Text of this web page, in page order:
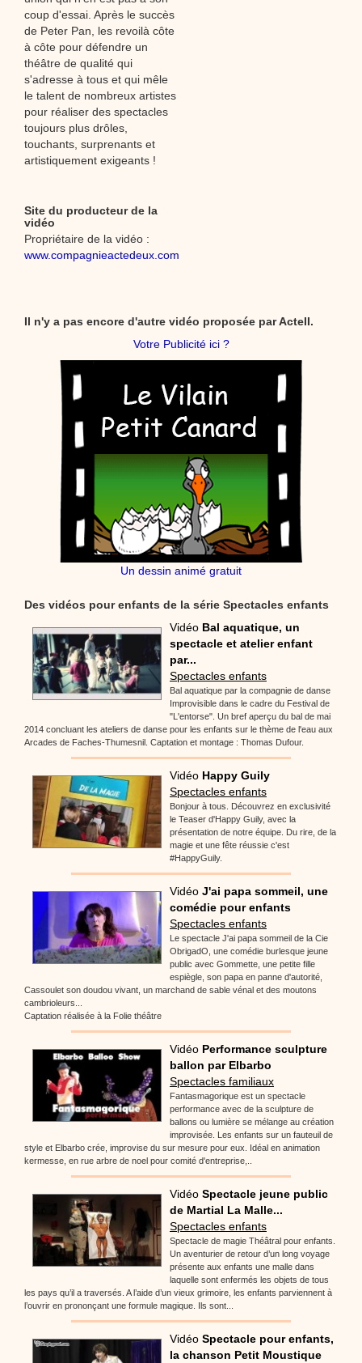
coup d'essai. Après le succès
de Peter Pan, les revoilà côte
à côte pour défendre un
théâtre de qualité qui
s'adresse à tous et qui mêle
le talent de nombreux artistes
pour réaliser des spectacles
toujours plus drôles,
touchants, surprenants et
artistiquement exigeants !
Site du producteur de la
vidéo
Propriétaire de la vidéo :
www.compagnieactedeux.com
Il n'y a pas encore d'autre vidéo proposée par ActeII.
Votre Publicité ici ?
Un dessin animé gratuit
Des vidéos pour enfants de la série Spectacles enfants
Vidéo Bal aquatique, un
spectacle et atelier enfant
par...
Spectacles enfants
Bal aquatique par la compagnie de danse
Improvisible dans le cadre du Festival de
"L'entorse". Un bref aperçu du bal de mai
2014 concluant les ateliers de danse pour les enfants sur le thème de l'eau aux
Arcades de Faches-Thumesnil. Captation et montage : Thomas Dufour.
Vidéo Happy Guily
Spectacles enfants
Bonjour à tous. Découvrez en exclusivité
le Teaser d'Happy Guily, avec la
présentation de notre équipe. Du rire, de la
magie et une fête réussie c'est
#HappyGuily.
Vidéo J'ai papa sommeil, une
comédie pour enfants
Spectacles enfants
Le spectacle J'ai papa sommeil de la Cie
ObrigadO, une comédie burlesque jeune
public avec Gommette, une petite fille
espiègle, son papa en panne d'autorité,
Cassoulet son doudou vivant, un marchand de sable vénal et des moutons
cambrioleurs...
Captation réalisée à la Folie théâtre
Vidéo Performance sculpture
ballon par Elbarbo
Spectacles familiaux
Fantasmagorique est un spectacle
performance avec de la sculpture de
ballons ou lumière se mélange au création
improvisée. Les enfants sur un fauteuil de
style et Elbarbo crée, improvise du sur mesure pour eux. Idéal en animation
kermesse, en rue arbre de noel pour comité d'entreprise,..
Vidéo Spectacle jeune public
de Martial La Malle...
Spectacles enfants
Spectacle de magie Théâtral pour enfants.
Un aventurier de retour d’un long voyage
présente aux enfants une malle dans
laquelle sont enfermés les objets de tous
les pays qu’il a traversés. A l’aide d’un vieux grimoire, les enfants parviennent à
l’ouvrir en prononçant une formule magique. Ils sont...
Vidéo Spectacle pour enfants,
la chanson Petit Moustique